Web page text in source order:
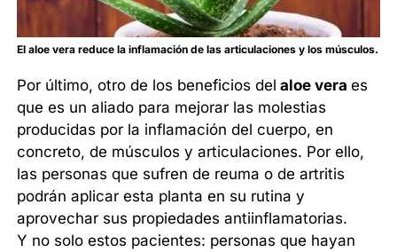
El aloe vera reduce la inflamación de las articulaciones y los músculos.
Por último, otro de los beneficios del aloe veraes
que es un aliado para mejorar las molestias
producidas por la inflamación del cuerpo, en
concreto, de músculos y articulaciones. Por ello,
las personas que sufren de reuma o de artritis
podrán aplicar esta planta en su rutina y
aprovechar sus propiedades antiinflamatorias.
Y no solo estos pacientes: personas que hayan